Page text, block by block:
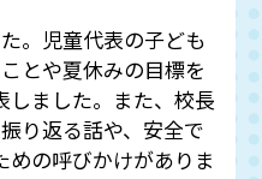
。児童代表の子ども
とや夏休みの目標を
しました。また、校長
り返る話や、安全で
の呼びかけがありま